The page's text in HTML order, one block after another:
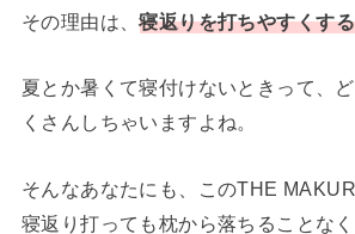
その理由は、寝返りを打ちやすくす
夏とか暑くて寝付けないときって、
くさんしちゃいますよね。
そんなあなたにも、このTHE
寝返り打っても枕から落ちることな